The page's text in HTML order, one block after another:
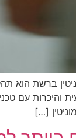
והיכרות עם
[…]